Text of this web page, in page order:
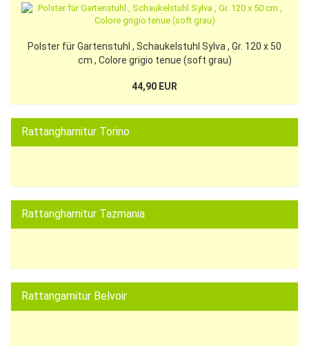
Polster für Gartenstuhl , Schaukelstuhl Sylva , Gr. 120 x 50
cm , Colore grigio tenue (soft grau)
44,90 EUR
Rattangharnitur Torino
Rattangharnitur Tazmania
Rattangarnitur Belvoir